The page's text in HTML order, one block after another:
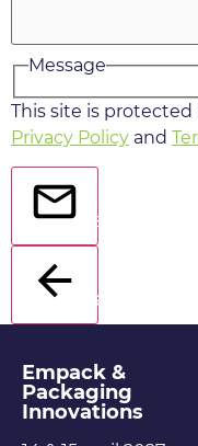
Message
This site is protected
Privacy Policy and
Send
Back
Empack &
Packaging
Innovations